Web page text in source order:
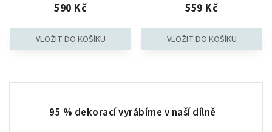
590 Kč 559 Kč
95 % dekorací vyrábíme v naší dílně